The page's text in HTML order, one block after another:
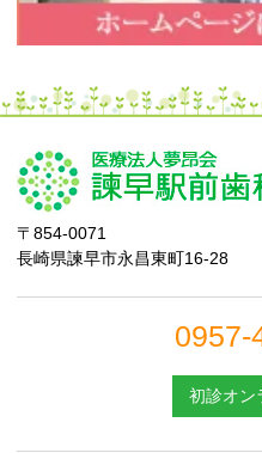
〒854-0071
長崎県諫早市永昌東町16-28
0957-
初診オン